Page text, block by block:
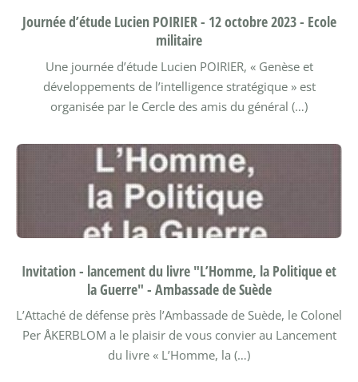
Journée d’étude Lucien POIRIER - 12 octobre 2023 - Ecole
militaire
Une journée d’étude Lucien POIRIER, « Genèse et
développements de l’intelligence stratégique » est
organisée par le Cercle des amis du général (…)
Invitation - lancement du livre "L’Homme, la Politique et
la Guerre" - Ambassade de Suède
L’Attaché de défense près l’Ambassade de Suède, le Colonel
Per ÅKERBLOM a le plaisir de vous convier au Lancement
du livre « L’Homme, la (…)